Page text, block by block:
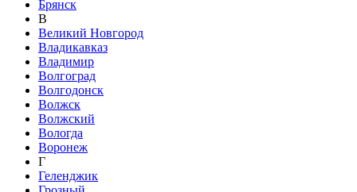
Брянск
В
Великий Новгород
Владикавказ
Владимир
Волгоград
Волгодонск
Волжск
Волжский
Вологда
Воронеж
Г
Геленджик